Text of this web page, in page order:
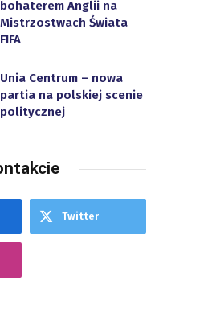
bohaterem Anglii na
Mistrzostwach Świata
FIFA
Unia Centrum – nowa
partia na polskiej scenie
politycznej
Twitter